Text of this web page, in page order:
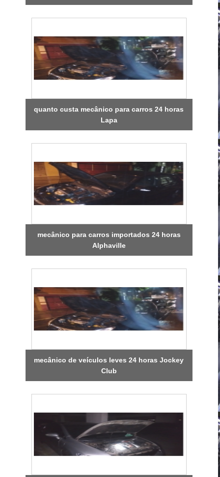
quanto custa mecânico para carros 24 horas
Lapa
mecânico para carros importados 24 horas
Alphaville
mecânico de veículos leves 24 horas Jockey
Club